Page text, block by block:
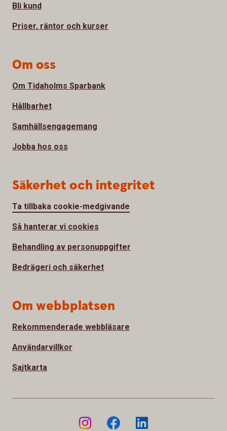
Bli kund
Priser, räntor och kurser
Om oss
Om Tidaholms Sparbank
Hållbarhet
Samhällsengagemang
Jobba hos oss
Säkerhet och integritet
Ta tillbaka cookie-medgivande
Så hanterar vi cookies
Behandling av personuppgifter
Bedrägeri och säkerhet
Om webbplatsen
Rekommenderade webbläsare
Användarvillkor
Sajtkarta